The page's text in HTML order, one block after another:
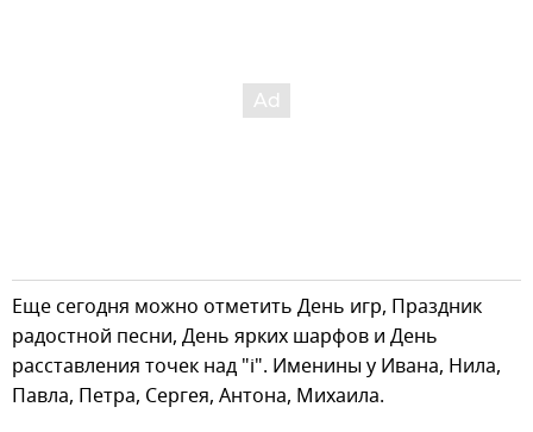
Еще сегодня можно отметить День игр, Праздник
радостной песни, День ярких шарфов и День
расставления точек над "i". Именины у Ивана, Нила,
Павла, Петра, Сергея, Антона, Михаила.